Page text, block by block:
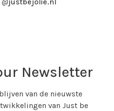
Newsletter
van de nieuwste
van Just be